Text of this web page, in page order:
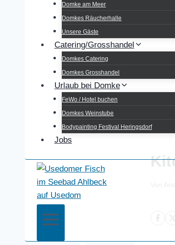
Domke am Meer
Domkes Räucherhalle
Unsere Gäste
Catering/Grosshandel
Domkes Catering
Domkes Grosshandel
Urlaub bei Domke
FeWo / Hotel buchen
Domkes Weinstube
Bodypainting Festival Heringsdorf
Jobs